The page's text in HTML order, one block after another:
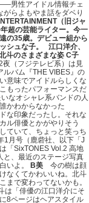
男性アイドル情報チェ
らよもやま話をダベり
（旧ジャ
超の芸能ライター。今一
35歳。デビュー組から
シュな子。
江口洋介、
斗のさまざまな姿 C子
（フジテレビ系）は見
バム『THE VIBES』の
意味でアイドルらしくな
もったパフォーマンスだ
なオシャレ系バンドの人
かわからなかった
な印象だったし。それな
ル俳優とかがやりそう
ていて、ちょっと笑っち
月号（鹿砦社、以下「J
「SixTONES Vol.2 高地
と、最近のステージ写真
いよ。
B美 今の樹は顔
なくてかわいいね。北斗
で変わってないかも。
は「俳優の江口洋介にそ
8ページはヘアスタイル